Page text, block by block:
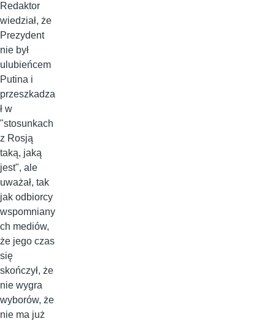
Redaktor
wiedział, że
Prezydent
nie był
ulubieńcem
Putina i
przeszkadza
ł w
"stosunkach
z Rosją
taką, jaką
jest", ale
uważał, tak
jak odbiorcy
wspomniany
ch mediów,
że jego czas
się
skończył, że
nie wygra
wyborów, że
nie ma już